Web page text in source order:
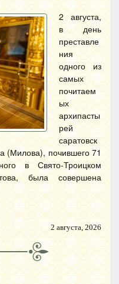
2 августа,
в день
преставле
ния
одного из
самых
почитаем
ых
архипасты
рей
саратовск
(Милова), почившего 71
в Свято-Троицком
была совершена
2 августа, 2026